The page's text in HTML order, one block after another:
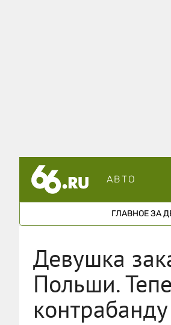
АВТО
ГЛАВНОЕ ЗА
Девушка
Польши.